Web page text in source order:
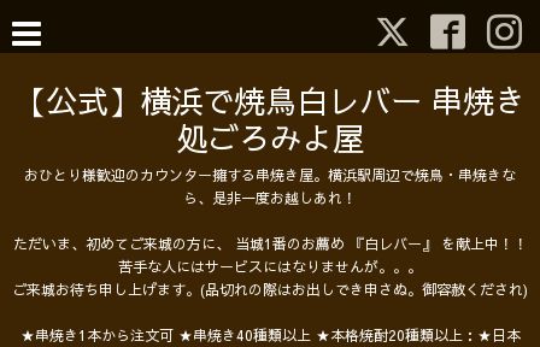
【公式】横浜で焼鳥白レバー 串焼き
処ごろみよ屋
おひとり様歓迎のカウンター擁する串焼き屋。横浜駅周辺で焼鳥・串焼きな
ら、是非一度お越しあれ！
ただいま、初めてご来城の方に、 当城1番のお薦め 『白レバー』 を献上中！！
苦手な人にはサービスにはなりませんが。。。
ご来城お待ち申し上げます。(品切れの際はお出しでき申さぬ。御容赦くだされ)
★串焼き1本から注文可 ★串焼き40種類以上 ★本格焼酎20種類以上：★日本